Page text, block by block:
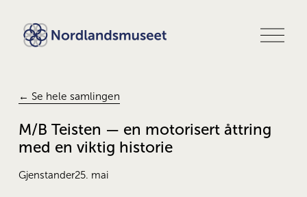
Å
p
← Se hele samlingen
M/B Teisten — en motorisert åttring
med en viktig historie
Gjenstander25. mai